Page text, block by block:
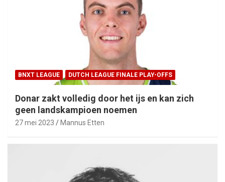
BNXT LEAGUE DUTCH LEAGUE FINALE PLAY-OFFS
Donar zakt volledig door het ijs en kan zich
geen landskampioen noemen
27 mei 2023 Mannus Etten